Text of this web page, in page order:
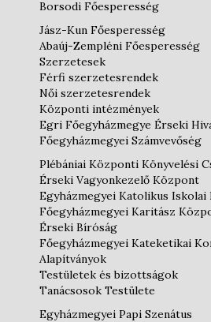
Borsodi Főesperesség
Jász-Kun Főesperesség
Abaúj-Zempléni Főesperesség
Szerzetesek
Férfi szerzetesrendek
Női szerzetesrendek
Központi intézmények
Egri Főegyházmegye Érseki
Főegyházmegyei Számvevőség
Plébániai Központi Könyvelési
Érseki Vagyonkezelő Központ
Egyházmegyei Katolikus Iskolai
Főegyházmegyei Karitász
Érseki Bíróság
Főegyházmegyei Kateketikai
Alapítványok
Testületek és bizottságok
Tanácsosok Testülete
Egyházmegyei Papi Szenátus